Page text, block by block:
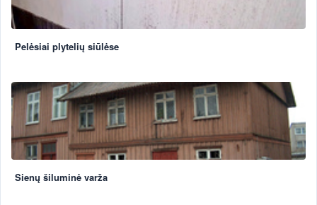
Pelėsiai plytelių siūlėse
Sienų šiluminė varža